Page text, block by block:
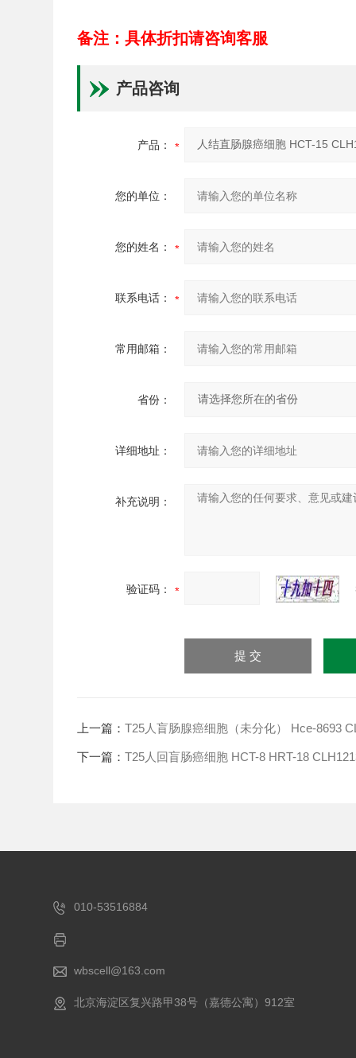
备注：具体折扣请咨询客服
产品咨询
产品：
您的单位：
您的姓名：
联系电话：
常用邮箱：
省份：
详细地址：
补充说明：
验证码：
上一篇：T25人盲肠腺癌细胞（未分化） Hce-8693
下一篇：T25人回盲肠癌细胞 HCT-8 HRT-18
010-53516884
wbscell@163.com
北京海淀区复兴路甲38号（嘉德公寓）912室